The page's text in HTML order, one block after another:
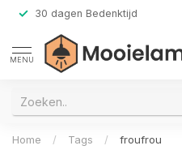
30 dagen Bedenktijd
MENU
Home / Tags / froufrou